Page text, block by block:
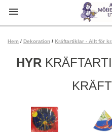
menu
Hem / Dekoration / Kräftartiklar - Allt för
HYR